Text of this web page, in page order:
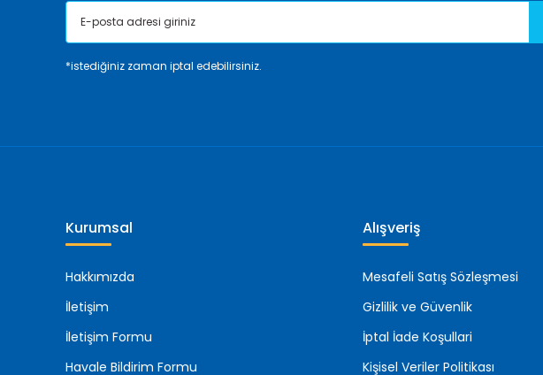
*istediğiniz zaman iptal edebilirsiniz.
Kurumsal
Hakkımızda
İletişim
İletişim Formu
Havale Bildirim Formu
Alışveriş
Mesafeli Satış Sözleşmesi
Gizlilik ve Güvenlik
İptal İade Koşullari
Kişisel Veriler Politikası